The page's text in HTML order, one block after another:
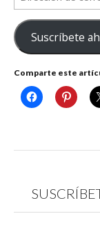
de
correo
electrónico
Suscríbete
Comparte este